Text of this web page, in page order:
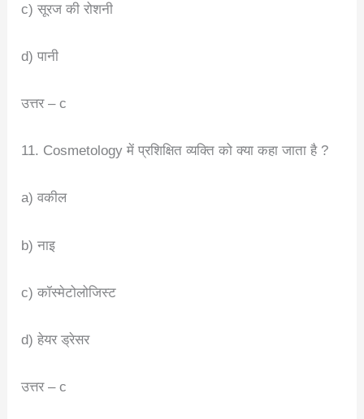
c) सूरज की रोशनी
d) पानी
उत्तर – c
11. Cosmetology में प्रशिक्षित व्यक्ति को क्या कहा जाता है ?
a) वकील
b) नाइ
c) कॉस्मेटोलोजिस्ट
d) हेयर ड्रेसर
उत्तर – c